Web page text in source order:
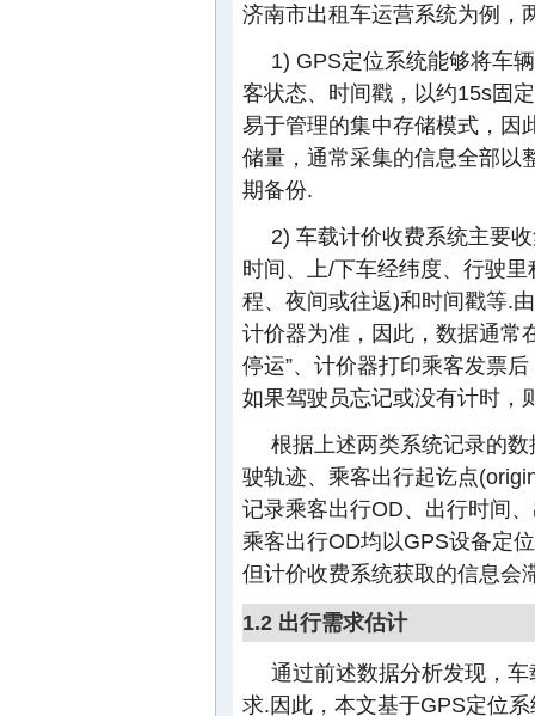
济南市出租车运营系统为例，
1) GPS定位系统能够将车
客状态、时间戳，以约15s固
易于管理的集中存储模式，因
储量，通常采集的信息全部以
期备份.
2) 车载计价收费系统主要
时间、上/下车经纬度、行驶
程、夜间或往返)和时间戳等.
计价器为准，因此，数据通常
停运”、计价器打印乘客发票
如果驾驶员忘记或没有计时，
根据上述两类系统记录的
驶轨迹、乘客出行起讫点
记录乘客出行OD、出行时间
乘客出行OD均以GPS设备定
但计价收费系统获取的信息会
1.2 出行需求估计
通过前述数据分析发现，
求.因此，本文基于GPS定位